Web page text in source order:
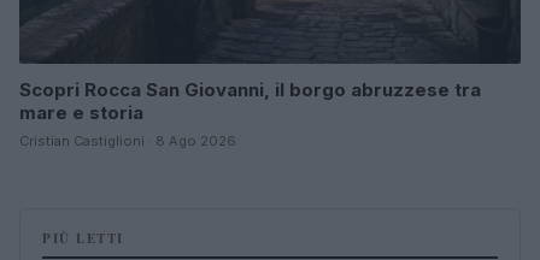
Scopri Rocca San Giovanni, il borgo abruzzese tra
mare e storia
Cristian Castiglioni · 8 Ago 2026
PIÙ LETTI